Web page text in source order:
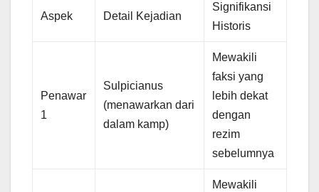
Aspek Detail Kejadian
Signifikansi
Historis
Penawar
1
Sulpicianus
(menawarkan dari
dalam kamp)
Mewakili
faksi yang
lebih dekat
dengan
rezim
sebelumnya
Mewakili